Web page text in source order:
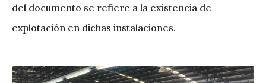
del documento se refiere a la existencia de
explotación en dichas instalaciones.